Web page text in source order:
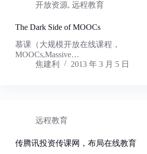
开放资源, 远程教育
The Dark Side of MOOCs
慕课（大规模开放在线课程，
MOOCs,Massive…
焦建利
2013 年 3 月 5 日
远程教育
传腾讯投资传课网，布局在线教育